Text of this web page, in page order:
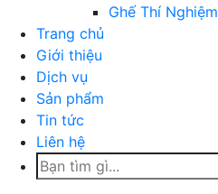
Ghế Thí Nghiệm
Trang chủ
Giới thiệu
Dịch vụ
Sản phẩm
Tin tức
Liên hệ
Tìm
kiếm